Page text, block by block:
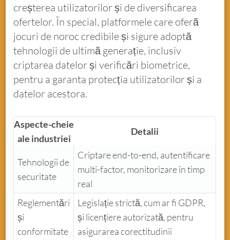
creșterea utilizatorilor și de diversificarea
ofertelor. În special, platformele care oferă
jocuri de noroc credibile și sigure adoptă
tehnologii de ultimă generație, inclusiv
criptarea datelor și verificări biometrice,
pentru a garanta protecția utilizatorilor și a
datelor acestora.
Aspecte-cheie
ale industriei
Detalii
Tehnologii de
securitate
Criptare end-to-end, autentificare
multi-factor, monitorizare în timp
real
Reglementări
și
conformitate
Legislație strictă, cum ar fi GDPR,
și licențiere autorizată, pentru
asigurarea corectitudinii